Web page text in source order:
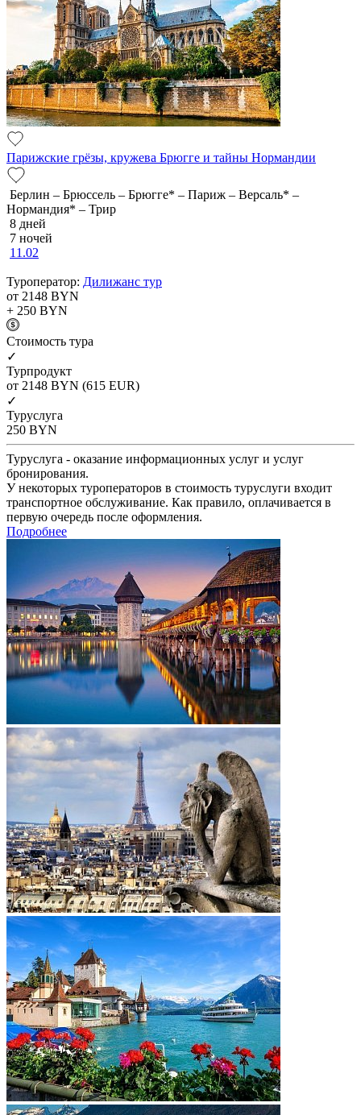
Парижские грёзы, кружева Брюгге и тайны Нормандии
Берлин – Брюссель – Брюгге* – Париж – Версаль* –
Нормандия* – Трир
8 дней
7 ночей
11.02
Туроператор: Дилижанс тур
от 2148 BYN
+ 250 BYN
Cтоимость тура
✓
Турпродукт
от 2148 BYN (615 EUR)
✓
Туруслуга
250 BYN
Туруслуга - оказание информационных услуг и услуг
бронирования.
У некоторых туроператоров в стоимость туруслуги входит
транспортное обслуживание. Как правило, оплачивается в
первую очередь после оформления.
Подробнее